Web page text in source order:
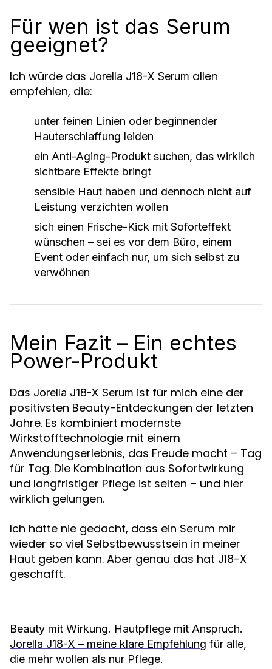
Für wen ist das Serum
geeignet?
Ich würde das Jorella J18-X Serum allen
empfehlen, die:
unter feinen Linien oder beginnender
Hauterschlaffung leiden
ein Anti-Aging-Produkt suchen, das wirklich
sichtbare Effekte bringt
sensible Haut haben und dennoch nicht auf
Leistung verzichten wollen
sich einen Frische-Kick mit Soforteffekt
wünschen – sei es vor dem Büro, einem
Event oder einfach nur, um sich selbst zu
verwöhnen
Mein Fazit – Ein echtes
Power-Produkt
Das Jorella J18-X Serum ist für mich eine der
positivsten Beauty-Entdeckungen der letzten
Jahre. Es kombiniert modernste
Wirkstofftechnologie mit einem
Anwendungserlebnis, das Freude macht – Tag
für Tag. Die Kombination aus Sofortwirkung
und langfristiger Pflege ist selten – und hier
wirklich gelungen.
Ich hätte nie gedacht, dass ein Serum mir
wieder so viel Selbstbewusstsein in meiner
Haut geben kann. Aber genau das hat J18-X
geschafft.
Beauty mit Wirkung. Hautpflege mit Anspruch.
Jorella J18-X – meine klare Empfehlung für alle,
die mehr wollen als nur Pflege.